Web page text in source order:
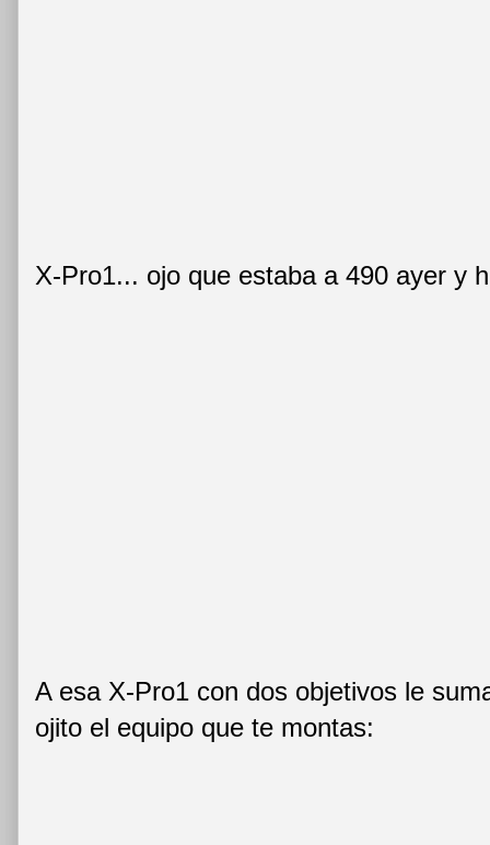
X-Pro1... ojo que estaba a 490 ayer y
A esa X-Pro1 con dos objetivos le
ojito el equipo que te montas: